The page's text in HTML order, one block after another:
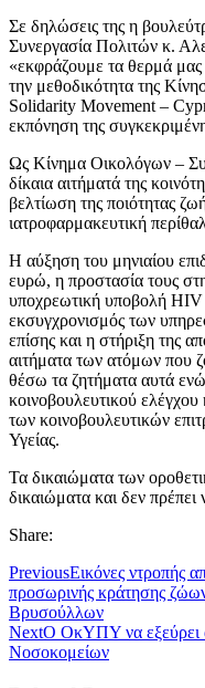
Σε δηλώσεις της η
Συνεργασία Πολιτών κ.
«εκφράζουμε τα θερμά μας
την μεθοδικότητα της
Solidarity Movement –
εκπόνηση της
Ως Κίνημα Οικολόγων –
δίκαια αιτήματά της
βελτίωση της ποιότητας
ιατροφαρμακευτική
Η αύξηση του μηνιαίου
ευρώ, η προστασία τους
υποχρεωτική υποβολή HIV
εκσυγχρονισμός των
επίσης και η στήριξη της
αιτήματα των ατόμων που
θέσω τα ζητήματα αυτά
κοινοβουλευτικού
των κοινοβουλευτικών
Υγείας.
Τα δικαιώματα των
δικαιώματα και δεν πρέπει
Share:
PreviousΕικόνες ντροπής
προσωρινής κράτησης
Βρυσούλλων
NextΟ ΟκΥΠΥ να εξεύρει
Νοσοκομείων